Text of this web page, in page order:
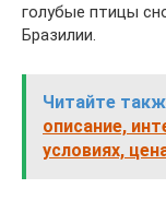
голубые птицы
Бразилии.
Читайте
описание,
условиях,